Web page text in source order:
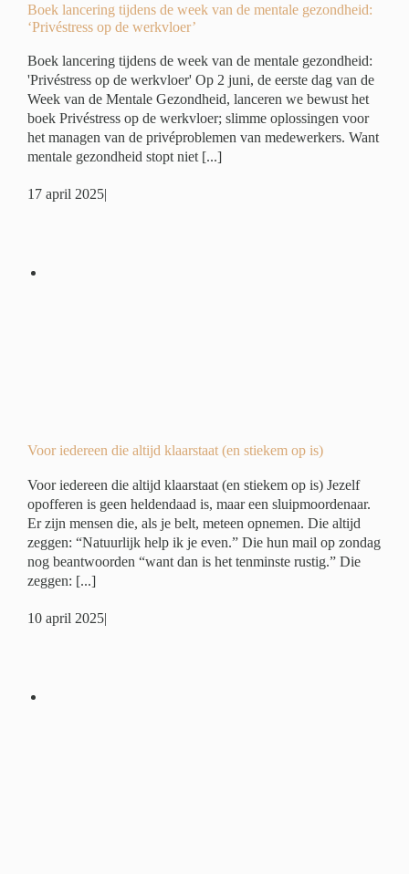
Boek lancering tijdens de week van de mentale gezondheid:
‘Privéstress op de werkvloer’
Boek lancering tijdens de week van de mentale gezondheid:
'Privéstress op de werkvloer' Op 2 juni, de eerste dag van de
Week van de Mentale Gezondheid, lanceren we bewust het
boek Privéstress op de werkvloer; slimme oplossingen voor
het managen van de privéproblemen van medewerkers. Want
mentale gezondheid stopt niet [...]
17 april 2025|
Voor iedereen die altijd klaarstaat (en stiekem op is)
Voor iedereen die altijd klaarstaat (en stiekem op is) Jezelf
opofferen is geen heldendaad is, maar een sluipmoordenaar.
Er zijn mensen die, als je belt, meteen opnemen. Die altijd
zeggen: “Natuurlijk help ik je even.” Die hun mail op zondag
nog beantwoorden “want dan is het tenminste rustig.” Die
zeggen: [...]
10 april 2025|